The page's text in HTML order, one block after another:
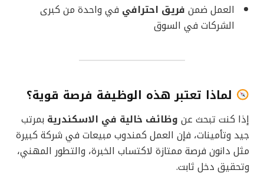
العمل ضمن فريق احترافي في واحدة من كبرى
الشركات في السوق
لماذا تعتبر هذه الوظيفة فرصة قوية؟
إذا كنت تبحث عن وظائف خالية في الاسكندرية بمرتب
جيد وتأمينات، فإن العمل كمندوب مبيعات في شركة كبيرة
مثل دانون فرصة ممتازة لاكتساب الخبرة، والتطور المهني،
وتحقيق دخل ثابت.